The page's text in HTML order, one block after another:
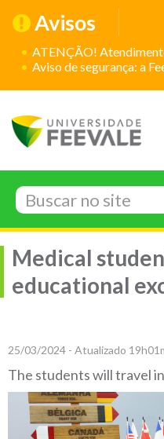
Avisos
ATENÇÃO!
Aviso de segurança: a
Medical
educational
25/03/2024 - Atualizado
The students will travel